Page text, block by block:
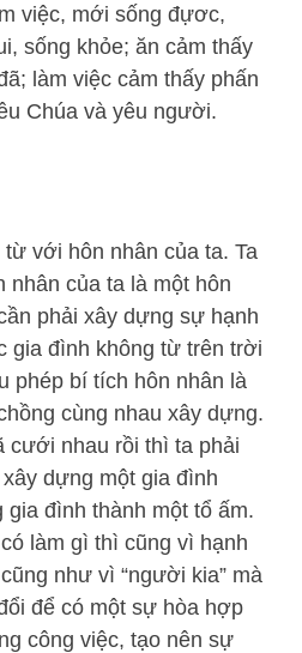
việc, mới sống đựơc,
sống khỏe; ăn cảm thấy
làm việc cảm thấy phấn
Chúa và yêu người.
với hôn nhân của ta. Ta
nhân của ta là một hôn
phải xây dựng sự hạnh
gia đình không từ trên trời
phép bí tích hôn nhân là
cùng nhau xây dựng.
nhau rồi thì ta phải
dựng một gia đình
gia đình thành một tổ ấm.
làm gì thì cũng vì hạnh
như vì “người kia” mà
để có một sự hòa hợp
công việc, tạo nên sự